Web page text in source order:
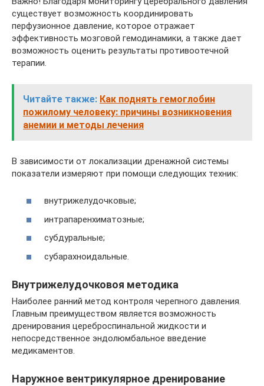
существует возможность координировать
перфузионное давление, которое отражает
эффективность мозговой гемодинамики, а также дает
возможность оценить результаты противоотечной
терапии.
Читайте также: Как поднять гемоглобин
пожилому человеку: причины возникновения
анемии и методы лечения
В зависимости от локализации дренажной системы
показатели измеряют при помощи следующих техник:
внутрижелудочковые;
интрапаренхиматозные;
субдуральные;
субарахноидальные.
Внутрижелудочковоя методика
Наиболее ранний метод контроля черепного давления.
Главным преимуществом является возможность
дренирования цереброспинальной жидкости и
непосредственное эндолюмбальное введение
медикаментов.
Наружное вентрикулярное дренирование